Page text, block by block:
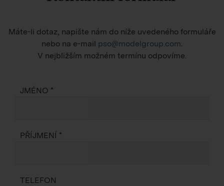
Máte-li dotaz, napište nám do níže uvedeného formuláře
nebo na e-mail pso@modelgroup.com
V nejbližším možném termínu odpovíme.
JMÉNO *
PŘÍJMENÍ *
TELEFON